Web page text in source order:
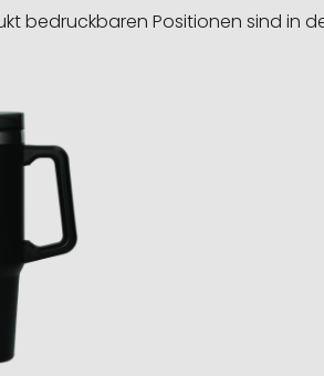
bedruckbaren Positionen sind in